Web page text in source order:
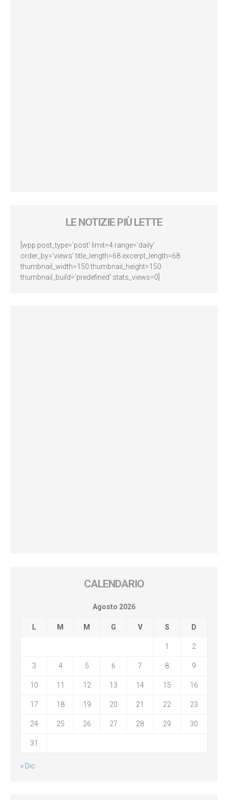
LE NOTIZIE PIÙ LETTE
[wpp post_type='post' limit=4 range='daily'
order_by='views' title_length=68 excerpt_length=68
thumbnail_width=150 thumbnail_height=150
thumbnail_build='predefined' stats_views=0]
CALENDARIO
Agosto 2026
L M M G V S D
1 2
3 4 5 6 7 8 9
10 11 12 13 14 15 16
17 18 19 20 21 22 23
24 25 26 27 28 29 30
31
« Dic